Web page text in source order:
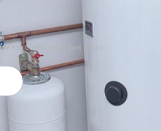
eau Chaffoteaux Bois d'Arcy